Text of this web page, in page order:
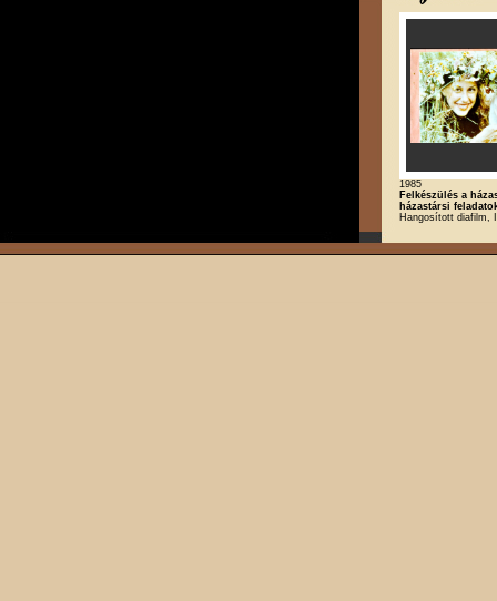
1985
Felkészülés a
házastársi
Hangosított diafilm,